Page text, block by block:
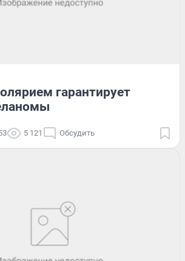
гарантирует
5 121 Обсудить